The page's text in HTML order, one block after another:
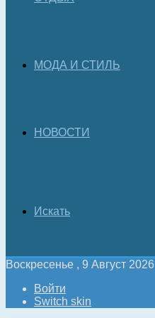
МОДА И СТИЛЬ
НОВОСТИ
Искать
Воскресенье , 9 Август 2026
Войти
Switch skin